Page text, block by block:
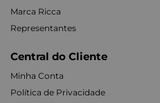
Marca Ricca
Representantes
Central do Cliente
Minha Conta
Política de Privacidade